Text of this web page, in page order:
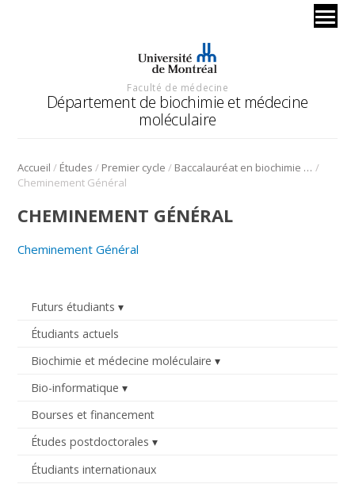
Faculté de médecine
Département de biochimie et médecine
moléculaire
Accueil / Études / Premier cycle / Baccalauréat en biochimie et médecine moléculaire /
Cheminement Général
Futurs étudiants
Étudiants actuels
Biochimie et médecine moléculaire
Bio-informatique
Bourses et financement
Études postdoctorales
Étudiants internationaux
CHEMINEMENT GÉNÉRAL
Cheminement Général